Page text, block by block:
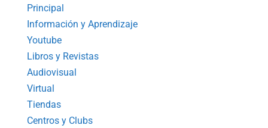
Principal
Información y Aprendizaje
Youtube
Libros y Revistas
Audiovisual
Virtual
Tiendas
Centros y Clubs